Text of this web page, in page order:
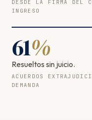
DESDE LA FIRMA DEL
INGRESO
61%
Resueltos sin juicio.
ACUERDOS
DEMANDA